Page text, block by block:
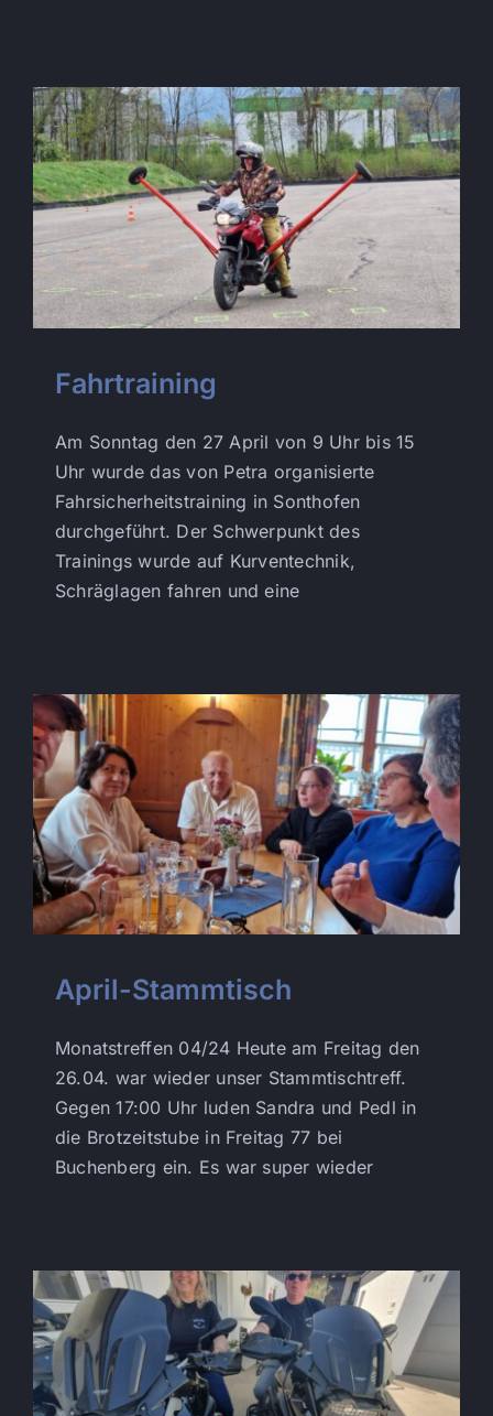
Fahrtraining
Am Sonntag den 27 April von 9 Uhr bis 15
Uhr wurde das von Petra organisierte
Fahrsicherheitstraining in Sonthofen
durchgeführt. Der Schwerpunkt des
Trainings wurde auf Kurventechnik,
Schräglagen fahren und eine
April-Stammtisch
Monatstreffen 04/24 Heute am Freitag den
26.04. war wieder unser Stammtischtreff.
Gegen 17:00 Uhr luden Sandra und Pedl in
die Brotzeitstube in Freitag 77 bei
Buchenberg ein. Es war super wieder